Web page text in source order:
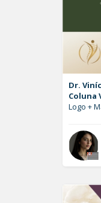
Dr.
Coluna
Logo +